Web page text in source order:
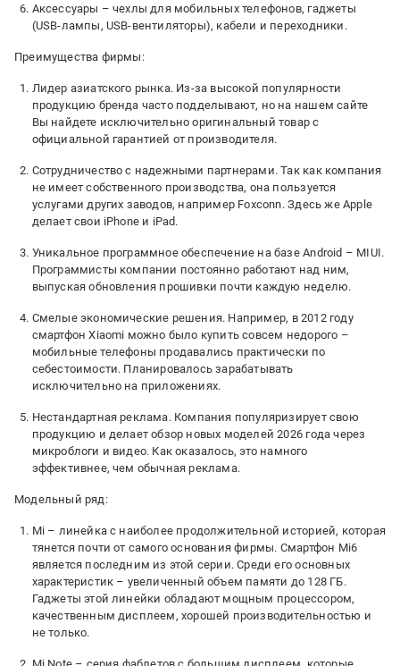
Аксессуары – чехлы для мобильных телефонов, гаджеты
(USB-лампы, USB-вентиляторы), кабели и переходники.
Преимущества фирмы:
Лидер азиатского рынка. Из-за высокой популярности
продукцию бренда часто подделывают, но на нашем сайте
Вы найдете исключительно оригинальный товар с
официальной гарантией от производителя.
Сотрудничество с надежными партнерами. Так как компания
не имеет собственного производства, она пользуется
услугами других заводов, например Foxconn. Здесь же Apple
делает свои iPhone и iPad.
Уникальное программное обеспечение на базе Android – MIUI.
Программисты компании постоянно работают над ним,
выпуская обновления прошивки почти каждую неделю.
Смелые экономические решения. Например, в 2012 году
смартфон Xiaomi можно было купить совсем недорого –
мобильные телефоны продавались практически по
себестоимости. Планировалось зарабатывать
исключительно на приложениях.
Нестандартная реклама. Компания популяризирует свою
продукцию и делает обзор новых моделей 2026 года через
микроблоги и видео. Как оказалось, это намного
эффективнее, чем обычная реклама.
Модельный ряд:
Mi – линейка с наиболее продолжительной историей, которая
тянется почти от самого основания фирмы. Смартфон Mi6
является последним из этой серии. Среди его основных
характеристик – увеличенный объем памяти до 128 ГБ.
Гаджеты этой линейки обладают мощным процессором,
качественным дисплеем, хорошей производительностью и
не только.